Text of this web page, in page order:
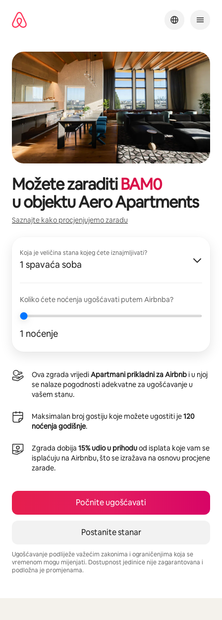
sadržaj
Možete zaraditiBAM0
u objektuAero Apartments
Saznajte kako procjenjujemo zaradu
Koja je veličina stana kojeg ćete iznajmljivati?
1 spavaća soba
Koliko ćete noćenja ugošćavati putem Airbnba?
1 noćenje
Ova zgrada vrijediApartmani prikladni za Airbnb i u njoj
se nalaze pogodnosti adekvatne za ugošćavanje u
vašem stanu.
Maksimalan broj gostiju koje možete ugostiti je120
noćenja godišnje.
Zgrada dobija 15% udio u prihoduod isplata koje vam se
isplaćuju na Airbnbu, što se izražava na osnovu procjene
zarade.
Počnite ugošćavati
Postanite stanar
Ugošćavanje podliježe važećim zakonima i ograničenjima koja se
vremenom mogu mijenjati. Dostupnost jedinice nije zagarantovana i
podložna je promjenama.